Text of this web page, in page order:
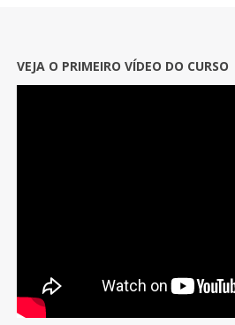
VEJA O PRIMEIRO VÍDEO DO CURSO